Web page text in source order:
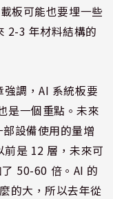
板可能也要埋一些
2-3 年材料結構的
強調，AI 系統板要
是一個重點。未來
設備使用的量增
是 12 層，未來可
50-60 倍。AI 的
的大，所以去年從